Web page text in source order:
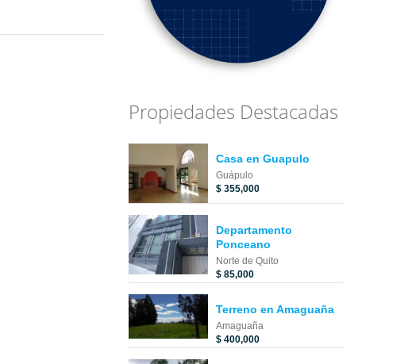
Propiedades Destacadas
Casa en Guapulo
Guápulo
$ 355,000
Departamento
Ponceano
Norte de Quito
$ 85,000
Terreno en Amaguaña
Amaguaña
$ 400,000